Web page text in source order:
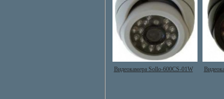
Видеокамера Sollo-600CS-01W